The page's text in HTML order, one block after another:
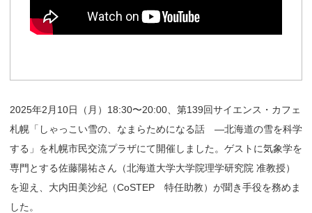
2025年2月10日（月）18:30〜20:00、第139回サイエンス・カフェ
札幌「しゃっこい雪の、なまらためになる話 ―北海道の雪を科学
する」を札幌市民交流プラザにて開催しました。ゲストに気象学を
専門とする佐藤陽祐さん（北海道大学大学院理学研究院 准教授）
を迎え、大内田美沙紀（CoSTEP 特任助教）が聞き手役を務めま
した。